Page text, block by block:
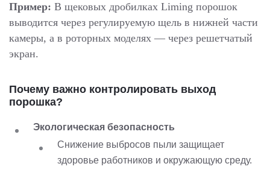
Пример: В щековых дробилках Liming порошок
выводится через регулируемую щель в нижней части
камеры, а в роторных моделях — через решетчатый
экран.
Почему важно контролировать выход
порошка?
Экологическая безопасность
Снижение выбросов пыли защищает
здоровье работников и окружающую среду.